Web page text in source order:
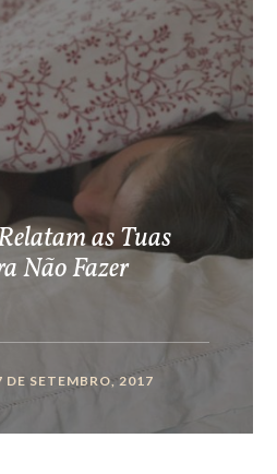
as Tuas
Não Fazer
DE SETEMBRO, 2017